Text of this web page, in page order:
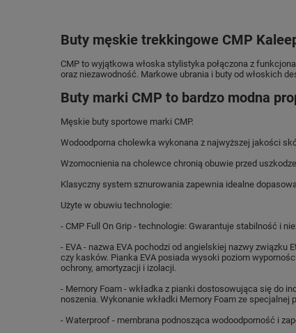
Buty męskie trekkingowe CMP
CMP to wyjątkowa włoska stylistyka połączona z
oraz niezawodność. Markowe ubrania i buty od włoskich
Buty marki CMP to bardzo modna
Męskie buty sportowe marki CMP.
Wodoodporna cholewka wykonana z najwyższej jakości
Wzomocnienia na cholewce chronią obuwie przed
Klasyczny system sznurowania zapewnia idealne
Użyte w obuwiu technologie:
- CMP Full On Grip - technologie: Gwarantuje stabilność i
- EVA - nazwa EVA pochodzi od angielskiej nazwy
czy kasków. Pianka EVA posiada wysoki poziom
ochrony, amortyzacji i izolacji.
- Memory Foam - wkładka z pianki dostosowująca się do
noszenia. Wykonanie wkładki Memory Foam ze
- Waterproof - membrana podnosząca wodoodporność i